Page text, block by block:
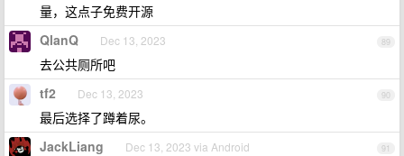
量，这点子免费开源
89
QlanQ Dec 13, 2023
去公共厕所吧
90
tf2 Dec 13, 2023
最后选择了蹲着尿。
91
JackLiang Dec 13, 2023 via Android